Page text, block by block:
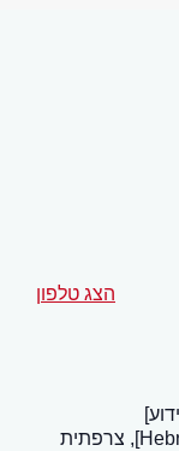
הצג טלפון
אנגלית [English], עברית [Hebrew], צרפתית